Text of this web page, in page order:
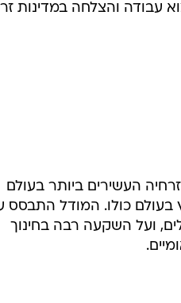
עבודה והצלחה במדינות
אחת הכלכלות המצליחות בעולם. ב-2006 היו אזרחיה העשירים ביותר בעולם
למודל נערץ בעולם כולו. המודל
ועל השקעה רבה בחינוך